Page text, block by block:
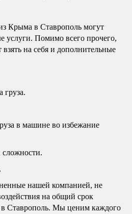
Крыма в Ставрополь могут
услуги. Помимо всего прочего,
на себя и дополнительные
груза.
в машине во избежание
сложности.
нашей компанией, не
на общий срок
в Ставрополь. Мы ценим каждого